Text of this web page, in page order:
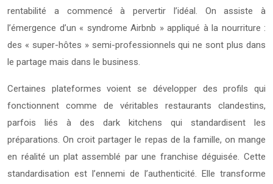
rentabilité a commencé à pervertir l’idéal. On assiste à
l’émergence d’un « syndrome Airbnb » appliqué à la nourriture :
des « super-hôtes » semi-professionnels qui ne sont plus dans
le partage mais dans le business.
Certaines plateformes voient se développer des profils qui
fonctionnent comme de véritables restaurants clandestins,
parfois liés à des dark kitchens qui standardisent les
préparations. On croit partager le repas de la famille, on mange
en réalité un plat assemblé par une franchise déguisée. Cette
standardisation est l’ennemi de l’authenticité. Elle transforme